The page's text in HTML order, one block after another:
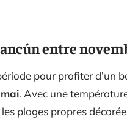
entre
pour profiter d’un
. Avec une
plages propres